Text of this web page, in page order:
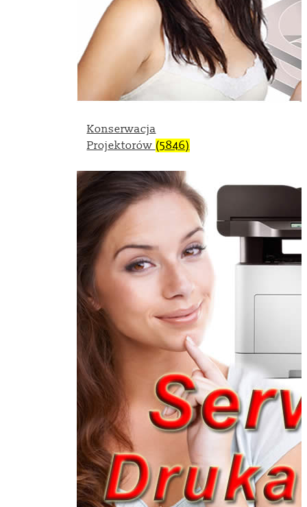
Konserwacja
Projektorów (5846)